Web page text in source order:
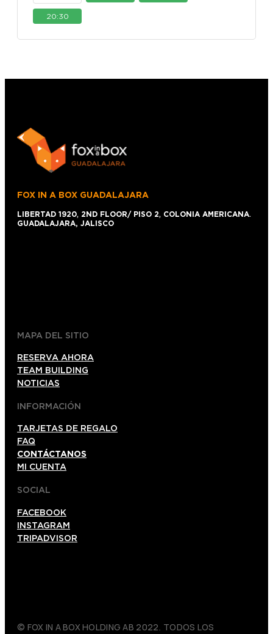
20:30
FOX IN A BOX GUADALAJARA
LIBERTAD 1920, 2ND FLOOR/ PISO 2, COLONIA AMERICANA.
GUADALAJARA, JALISCO
MAPA DEL SITIO
RESERVA AHORA
TEAM BUILDING
NOTICIAS
INFORMACIÓN
TARJETAS DE REGALO
FAQ
CONTÁCTANOS
MI CUENTA
SOCIAL
FACEBOOK
INSTAGRAM
TRIPADVISOR
© FOX IN A BOX HOLDING AB 2022. TODOS LOS